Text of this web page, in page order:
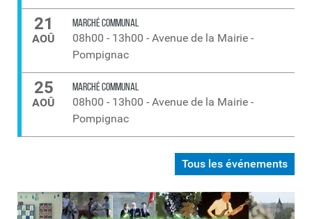
Tous les événements
21
AOÛ
MARCHÉ COMMUNAL
08h00 - 13h00 - Avenue de la Mairie -
Pompignac
25
AOÛ
MARCHÉ COMMUNAL
08h00 - 13h00 - Avenue de la Mairie -
Pompignac